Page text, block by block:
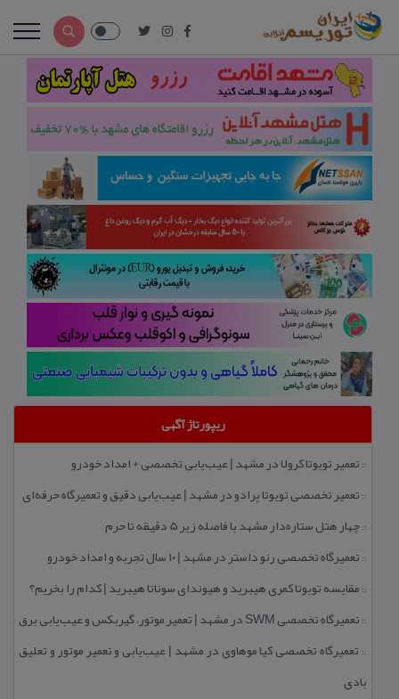
ریپورتاژ آگهی
:: تعمیر تویوتا كرولا در مشهد | عیب‌یابی تخصصی + امداد خودرو
:: تعمیر تخصصی تویوتا پرادو در مشهد | عیب‌یابی دقیق و تعمیرگاه حرفه‌ای
::چهار هتل‌ ستاره‌دار مشهد با فاصله زیر 5 دقیقه تا حرم
:: تعمیرگاه تخصصی رنو داستر در مشهد | ۱۰ سال تجربه و امداد خودرو
:: مقایسه تویوتا كمری هیبرید و هیوندای سوناتا هیبرید | كدام را بخریم؟
:: تعمیرگاه تخصصی SWM در مشهد | تعمیر موتور، گیربكس و عیب‌یابی برق
:: تعمیرگاه تخصصی كیا موهاوی در مشهد | عیب‌یابی و تعمیر موتور و تعلیق
بادی